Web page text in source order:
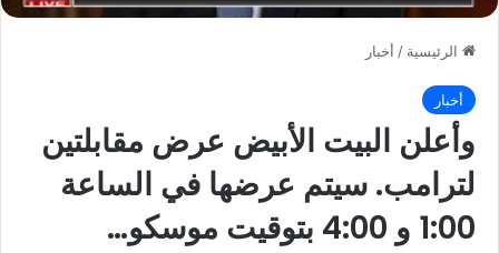
الرئيسية / أخبار
أخبار
وأعلن البيت الأبيض عرض مقابلتين
لترامب. سيتم عرضها في الساعة
1:00 و 4:00 بتوقيت موسكو…